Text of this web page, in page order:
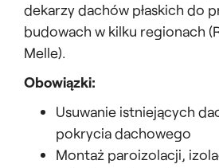
dekarzy dachów płaskich do
budowach w kilku regionach
Melle).
Obowiązki:
Usuwanie istniejących
pokrycia dachowego
Montaż paroizolacji,